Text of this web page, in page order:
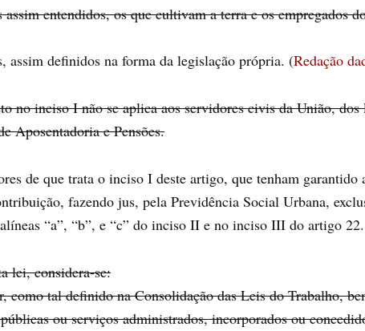
entendidos, os que cultivam a terra e os empregados
assim definidos na forma da legislação própria. (Redação
no inciso I não se aplica aos servidores civis da União,
Aposentadoria e Pensões.
de que trata o inciso I deste artigo, que tenham
fazendo jus, pela Previdência Social Urbana,
“a”, “b”, e “c” do inciso II e no inciso III do artigo
lei, considera-se:
como tal definido na Consolidação das Leis do Trabalho,
ou serviços administrados, incorporados ou